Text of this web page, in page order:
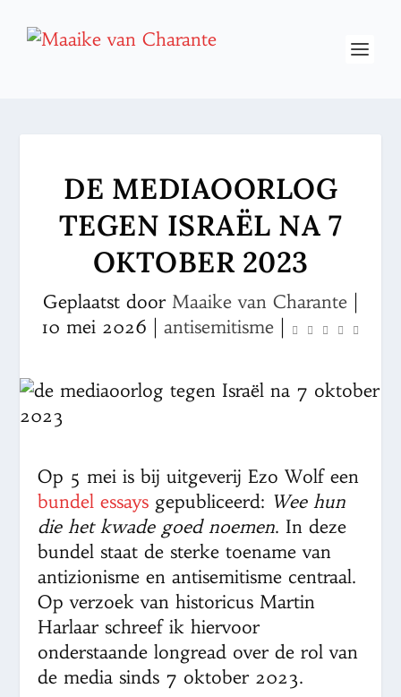
DE MEDIAOORLOG
TEGEN ISRAËL NA 7
OKTOBER 2023
Geplaatst door Maaike van Charante
10 mei 2026
antisemitisme|
Op 5 mei is bij uitgeverij Ezo Wolf een
bundel essays gepubliceerd: Wee hun
die het kwade goed noemen. In deze
bundel staat de sterke toename van
antizionisme en antisemitisme centraal.
Op verzoek van historicus Martin
Harlaar schreef ik hiervoor
onderstaande longread over de rol van
de media sinds 7 oktober 2023.